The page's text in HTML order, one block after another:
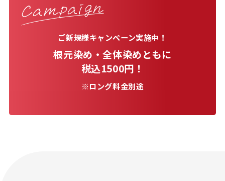
ご新規様キャンペーン実施中！
根元染め・全体染めともに
税込1500円！
※ロング料金別途